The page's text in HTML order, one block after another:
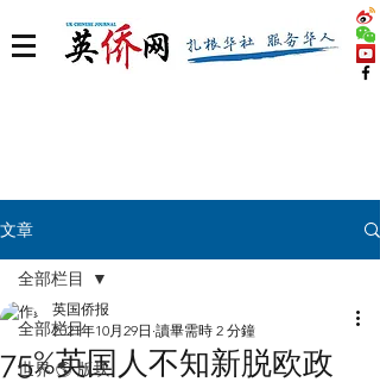
文章
全部栏目
世界 🌎 版块
全部栏目
75%英国人不知新脱欧政
英国侨报
2021年10月29日 讀畢需時 2 分鐘